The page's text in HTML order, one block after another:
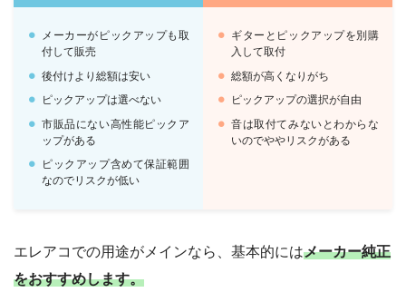
メーカーがピックアップも取
付して販売
後付けより総額は安い
ピックアップは選べない
市販品にない高性能ピックア
ップがある
ピックアップ含めて保証範囲
なのでリスクが低い
ギターとピックアップを別購
入して取付
総額が高くなりがち
ピックアップの選択が自由
音は取付てみないとわからな
いのでややリスクがある
エレアコでの用途がメインなら、基本的にはメーカー純正
をおすすめします。